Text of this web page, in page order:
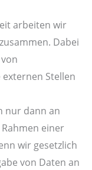
arbeiten wir
Dabei
Stellen
nur dann an
einer
wir gesetzlich
von Daten an